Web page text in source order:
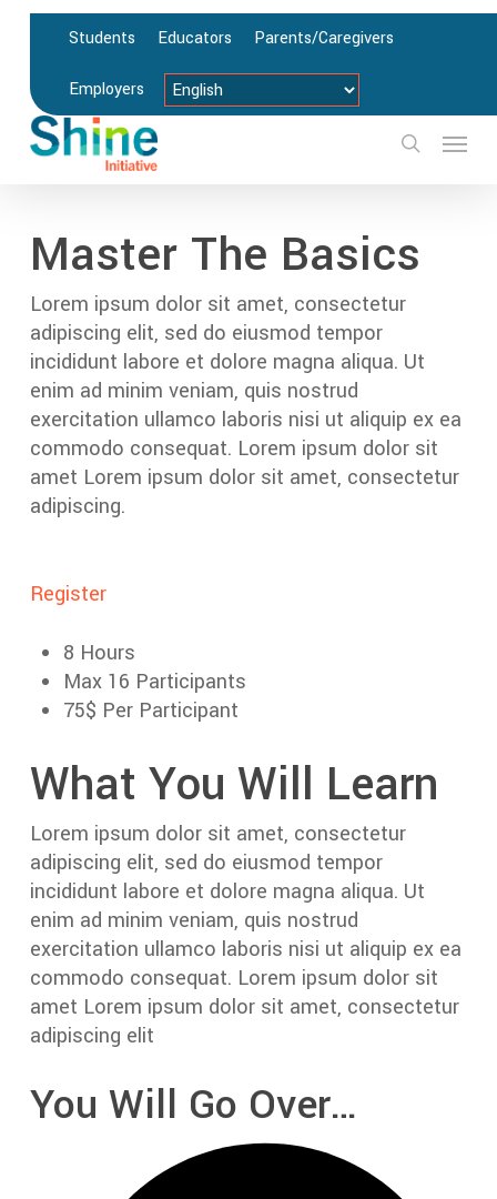
Skip
content
Students Educators Parents/Caregivers
Employers
search
Menu
Master The Basics
Lorem ipsum dolor sit amet, consectetur
adipiscing elit, sed do eiusmod tempor
incididunt labore et dolore magna aliqua. Ut
enim ad minim veniam, quis nostrud
exercitation ullamco laboris nisi ut aliquip ex ea
commodo consequat. Lorem ipsum dolor sit
amet Lorem ipsum dolor sit amet, consectetur
adipiscing.
Register
8 Hours
Max 16 Participants
75$ Per Participant
What You Will Learn
Lorem ipsum dolor sit amet, consectetur
adipiscing elit, sed do eiusmod tempor
incididunt labore et dolore magna aliqua. Ut
enim ad minim veniam, quis nostrud
exercitation ullamco laboris nisi ut aliquip ex ea
commodo consequat. Lorem ipsum dolor sit
amet Lorem ipsum dolor sit amet, consectetur
adipiscing elit
You Will Go Over…